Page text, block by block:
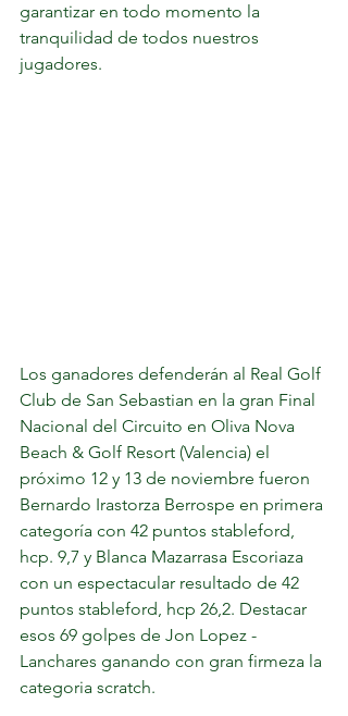
garantizar en todo momento la
tranquilidad de todos nuestros
jugadores.
Los ganadores defenderán al Real Golf
Club de San Sebastian en la gran Final
Nacional del Circuito en Oliva Nova
Beach & Golf Resort (Valencia) el
próximo 12 y 13 de noviembre fueron
Bernardo Irastorza Berrospe en primera
categoría con 42 puntos stableford,
hcp. 9,7 y Blanca Mazarrasa Escoriaza
con un espectacular resultado de 42
puntos stableford, hcp 26,2. Destacar
esos 69 golpes de Jon Lopez -
Lanchares ganando con gran firmeza la